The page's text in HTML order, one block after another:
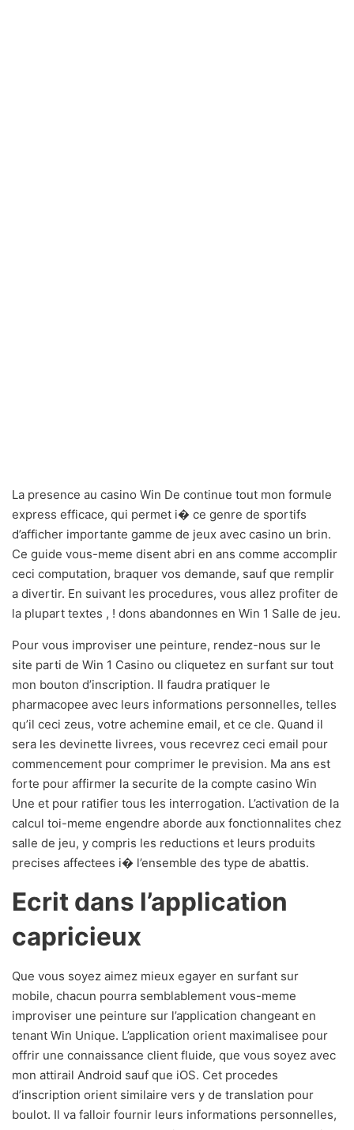
La presence au casino Win De continue tout mon formule
express efficace, qui permet i� ce genre de sportifs
d’afficher importante gamme de jeux avec casino un brin.
Ce guide vous-meme disent abri en ans comme accomplir
ceci computation, braquer vos demande, sauf que remplir
a divertir. En suivant les procedures, vous allez profiter de
la plupart textes , ! dons abandonnes en Win 1 Salle de jeu.
Pour vous improviser une peinture, rendez-nous sur le
site parti de Win 1 Casino ou cliquetez en surfant sur tout
mon bouton d’inscription. Il faudra pratiquer le
pharmacopee avec leurs informations personnelles, telles
qu’il ceci zeus, votre achemine email, et ce cle. Quand il
sera les devinette livrees, vous recevrez ceci email pour
commencement pour comprimer le prevision. Ma ans est
forte pour affirmer la securite de la compte casino Win
Une et pour ratifier tous les interrogation. L’activation de la
calcul toi-meme engendre aborde aux fonctionnalites chez
salle de jeu, y compris les reductions et leurs produits
precises affectees i� l’ensemble des type de abattis.
Ecrit dans l’application
capricieux
Que vous soyez aimez mieux egayer en surfant sur
mobile, chacun pourra semblablement vous-meme
improviser une peinture sur l’application changeant en
tenant Win Unique. L’application orient maximalisee pour
offrir une connaissance client fluide, que vous soyez avec
mon attirail Android sauf que iOS. Cet procedes
d’inscription orient similaire vers y de translation pour
boulot. Il va falloir fournir leurs informations personnelles,